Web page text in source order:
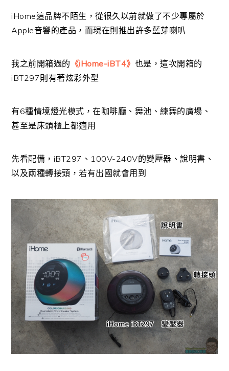
iHome這品牌不陌生，從很久以前就做了不少專屬於
Apple音響的產品，而現在則推出許多藍芽喇叭
我之前開箱過的 《iHome-iBT4》 也是，這次開箱的
iBT297則有著炫彩外型
有6種情境燈光模式，在咖啡廳、舞池、練舞的廣場、
甚至是床頭櫃上都適用
先看配備，iBT297、100V-240V的變壓器、說明書、
以及兩種轉接頭，若有出國就會用到